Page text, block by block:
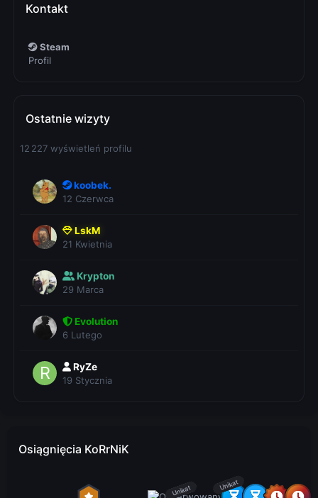
Kontakt
Steam
Profil
Ostatnie wizyty
12 227 wyświetleń profilu
koobek.
12 Czerwca
LskM
21 Kwietnia
Krypton
29 Marca
Evolution
6 Lutego
RyZe
19 Stycznia
Osiągnięcia KoRrNiK
Unikat Unikat